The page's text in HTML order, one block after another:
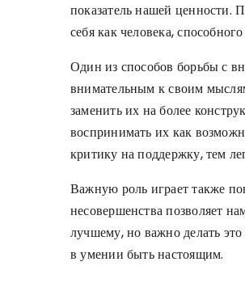
показатель нашей ценности.
себя как человека,
Один из способов борьбы с
внимательным к своим
заменить их на более
воспринимать их как
критику на поддержку, тем
Важную роль играет также
несовершенства позволяет
лучшему, но важно делать
в умении быть настоящим.